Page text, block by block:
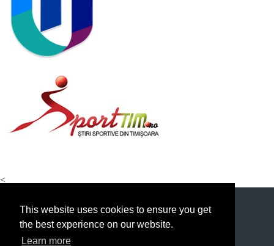
This website uses cookies to ensure you get
the best experience on our website.
Learn more
<